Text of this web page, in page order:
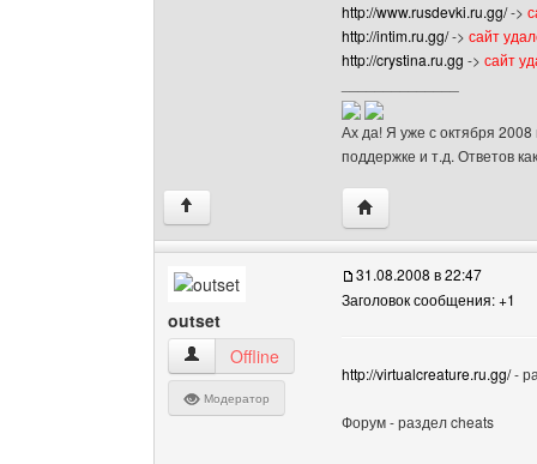
http://www.rusdevki.ru.gg/->
http://intim.ru.gg/-> сайт
http://crystina.ru.gg -> сайт
Ах да! Я уже с октября
поддержке и т.д. Ответов
↑ Посетить сайт
outset
outset Посмотреть профиль
Offline
Модератор
31.08.2008 в 22:47
Заголовок сообщения: +1
http://virtualcreature.ru.gg/-
Форум - раздел cheats